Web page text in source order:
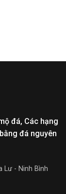
đá, Các hạng
đá nguyên
Lư - Ninh Bình